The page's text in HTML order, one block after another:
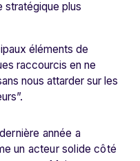
stratégique plus
éléments de
raccourcis en ne
nous attarder sur les
année a
un acteur solide côté